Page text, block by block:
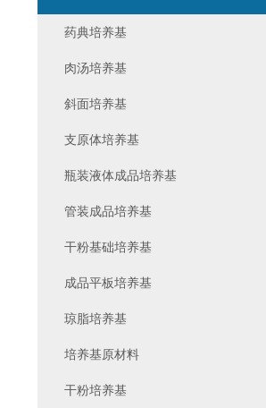
药典培养基
肉汤培养基
斜面培养基
支原体培养基
瓶装液体成品培养基
管装成品培养基
干粉基础培养基
成品平板培养基
琼脂培养基
培养基原材料
干粉培养基